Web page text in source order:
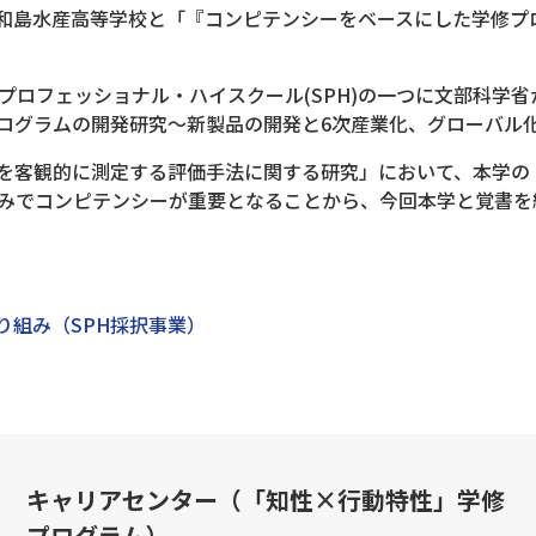
水産高等学校と「『コンピテンシーをベースにした学修
ロフェッショナル・ハイスクール(SPH)の一つに文部科学
グラムの開発研究～新製品の開発と6次産業化、グローバル
客観的に測定する評価手法に関する研究」において、本学
でコンピテンシーが重要となることから、今回本学と覚書
み（SPH採択事業）
キャリアセンター（「知性×行動特性」学修